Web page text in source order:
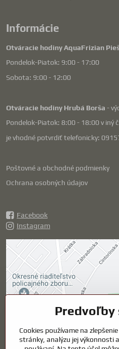
Informácie
Otváracie hodiny AquaFrizian
Pondelok-Piatok: 9:00 - 17:00
Sobota: 9:00 - 12:00
Otváracie hodiny Hrubá Borša -
Pondelok-Piatok: 8:00 - 18:00 v iný
je vhodné potvrdiť telefonicky:
Poštovné a obchodné podmienky
Ochrana osobných údajov
Facebook
Instagram
Externý obsah je
blokovaný Voľbami
súkromia
Prajete si načítať externý obsah?
Povoliť tentokrát
Predvoľby
Cookies používame na
stránky, analýzu jej výkonnosti